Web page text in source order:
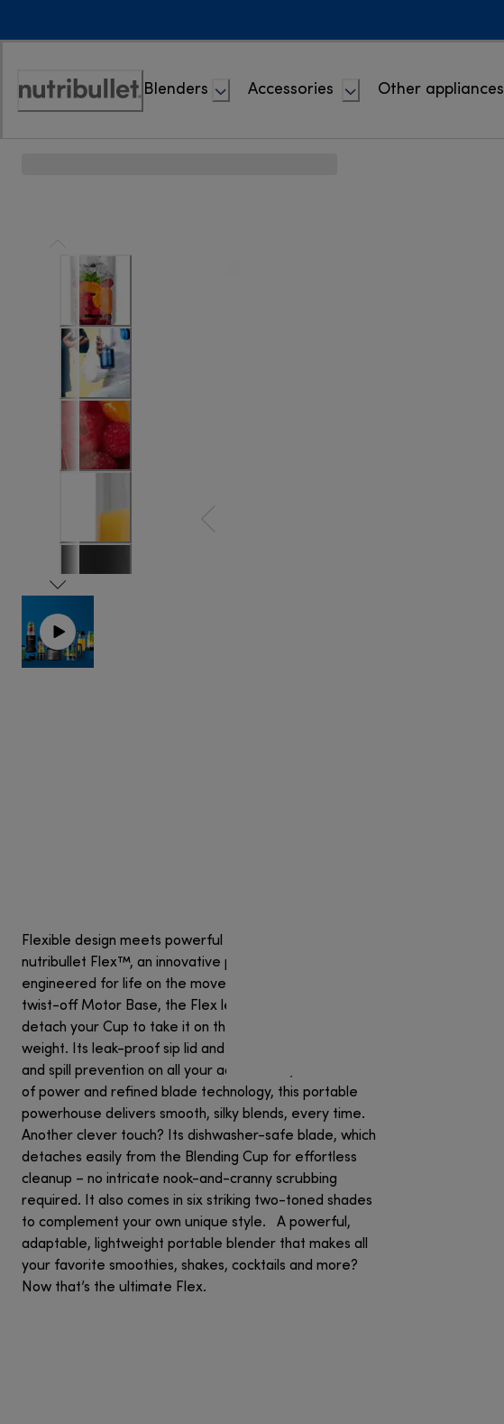
Accessibility
Blenders Accessories Other appliances
Flexible design meets powerful portability with the
nutribullet Flex™, an innovative portable blender
engineered for life on the move. Equipped with a unique
twist-off Motor Base, the Flex lets you blend, then
detach your Cup to take it on the go – without the extra
weight. Its leak-proof sip lid and carry loop offer comfort
and spill prevention on all your adventures, and with 7.4V
of power and refined blade technology, this portable
powerhouse delivers smooth, silky blends, every time.
Another clever touch? Its dishwasher-safe blade, which
detaches easily from the Blending Cup for effortless
cleanup – no intricate nook-and-cranny scrubbing
required. It also comes in six striking two-toned shades
to complement your own unique style. A powerful,
adaptable, lightweight portable blender that makes all
your favorite smoothies, shakes, cocktails and more?
Now that’s the ultimate Flex.